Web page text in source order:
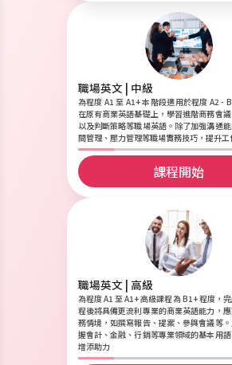
職場英文 | 中級
為程度 A1 至 A1+ 本階段適用於程度 A2 -
在原有商業英語基礎上，學習進階商務會議
以及判斷策略等職場英語。除了加強溝通
間管理、壓力管理等職場實務技巧，提升工
課程開始
職場英文 | 高級
為程度 A1 至 A1+ 高級課程為 B1+ 程度，
程後將具備更流利專業的商業英語能力，
務情境，如撰寫報告、提案、參與會議等
握會計、金融、行銷等專業領域的基本用
增添助力